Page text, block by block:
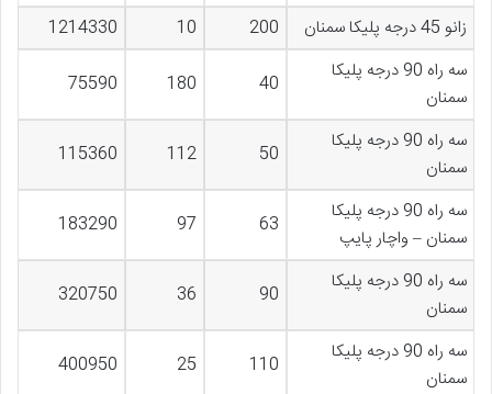
زانو 45 درجه پلیکا سمنان
200
10
1214330
سه راه 90 درجه پلیکا
سمنان
40
180
75590
سه راه 90 درجه پلیکا
سمنان
50
112
115360
سه راه 90 درجه پلیکا
سمنان – واچار پایپ
63
97
183290
سه راه 90 درجه پلیکا
سمنان
90
36
320750
سه راه 90 درجه پلیکا
سمنان
110
25
400950